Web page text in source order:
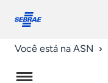
conosco
Você está na ASN